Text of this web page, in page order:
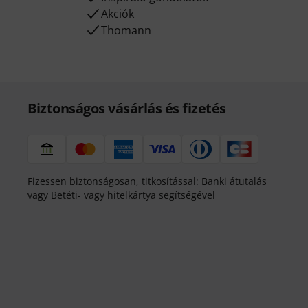
Akciók
Thomann
Biztonságos vásárlás és fizetés
Fizessen biztonságosan, titkosítással: Banki átutalás
vagy Betéti- vagy hitelkártya segítségével